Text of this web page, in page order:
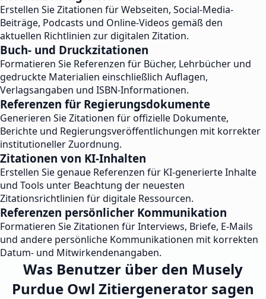
Erstellen Sie Zitationen für Webseiten, Social-Media-
Beiträge, Podcasts und Online-Videos gemäß den
aktuellen Richtlinien zur digitalen Zitation.
Buch- und Druckzitationen
Formatieren Sie Referenzen für Bücher, Lehrbücher und
gedruckte Materialien einschließlich Auflagen,
Verlagsangaben und ISBN-Informationen.
Referenzen für Regierungsdokumente
Generieren Sie Zitationen für offizielle Dokumente,
Berichte und Regierungsveröffentlichungen mit korrekter
institutioneller Zuordnung.
Zitationen von KI-Inhalten
Erstellen Sie genaue Referenzen für KI-generierte Inhalte
und Tools unter Beachtung der neuesten
Zitationsrichtlinien für digitale Ressourcen.
Referenzen persönlicher Kommunikation
Formatieren Sie Zitationen für Interviews, Briefe, E-Mails
und andere persönliche Kommunikationen mit korrekten
Datum- und Mitwirkendenangaben.
Was Benutzer über den Musely
Purdue Owl Zitiergenerator sagen